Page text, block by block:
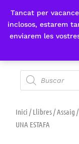
Tancat per
inclosos, estarem
enviarem les
Fes-te'n
Inici /Llibres/Assaig /
UNA ESTAFA